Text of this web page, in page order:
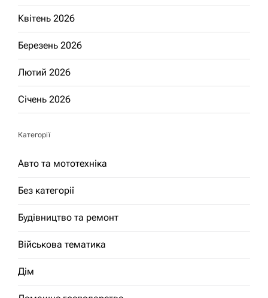
Квітень 2026
Березень 2026
Лютий 2026
Січень 2026
Категорії
Авто та мототехніка
Без категорії
Будівництво та ремонт
Військова тематика
Дім